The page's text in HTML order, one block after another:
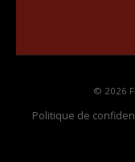
© 2026
Politique de